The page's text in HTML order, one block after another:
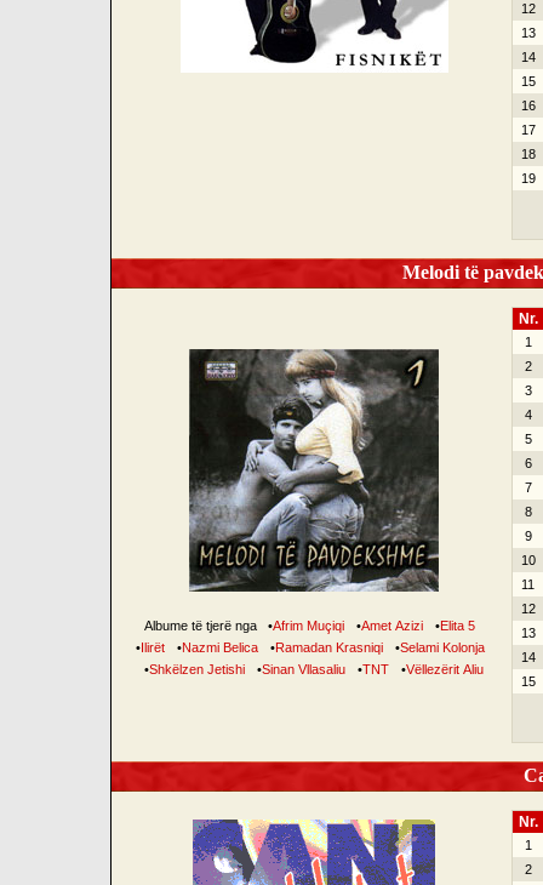
12
13
14
15
16
17
18
19
Melodi të
Albume të tjerë nga •Afrim Muçiqi •Amet Azizi •Elita 5
•Ilirët •Nazmi Belica •Ramadan Krasniqi •Selami Kolonja
•Shkëlzen Jetishi •Sinan Vllasaliu •TNT •Vëllezërit Aliu
Nr.
1
2
3
4
5
6
7
8
9
10
11
12
13
14
15
Nr.
1
2